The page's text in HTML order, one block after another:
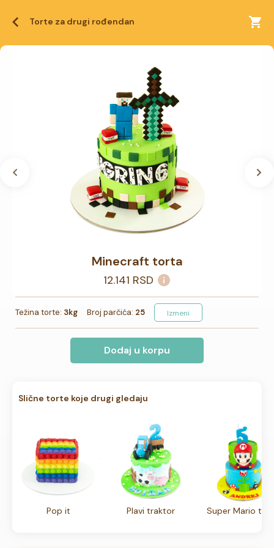
Torte za drugi rođendan
Minecraft torta
12.141 RSD
Težina torte: 3kg Broj parčića: 25 Izmeni
Dodaj u korpu
Slične torte koje drugi gledaju
Pop it Plavi traktor Super Mario